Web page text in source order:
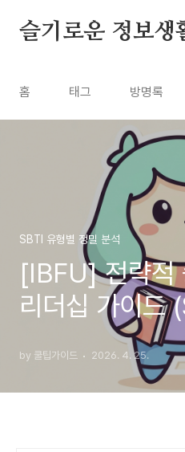
슬기로운 정보생
홈 태그 방명록
SBTI 유형별 정밀 분석
[IBFU] 전략적
리더십 가이드
by 쿨팁가이드 2026. 4. 25.